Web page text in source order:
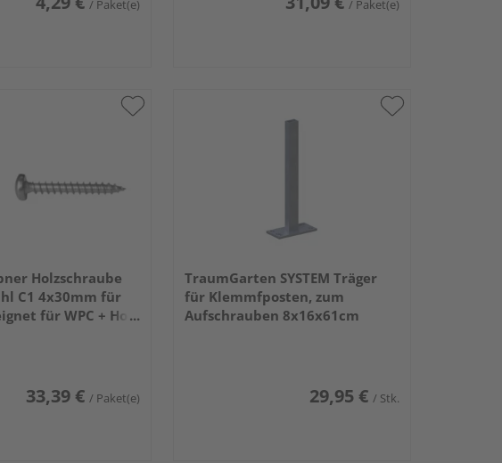
/ Paket(e) / Paket(e)
Holzschraube
C1 4x30mm für
für WPC + Holz
33,39 € / Paket(e)
TraumGarten SYSTEM Träger
für Klemmfposten, zum
Aufschrauben 8x16x61cm
29,95 € / Stk.